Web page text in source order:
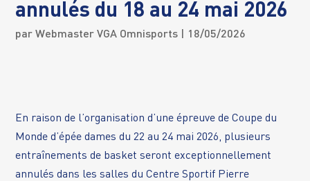
annulés du 18 au 24 mai 2026
parWebmaster VGA Omnisports | 18/05/2026
En raison de l’organisation d’une épreuve de Coupe du
Monde d’épée dames du 22 au 24 mai 2026, plusieurs
entraînements de basket seront exceptionnellement
annulés dans les salles du Centre Sportif Pierre